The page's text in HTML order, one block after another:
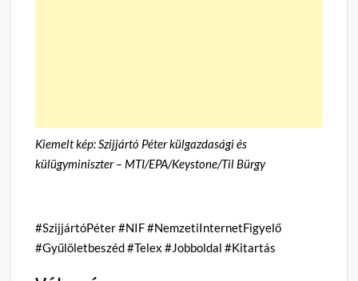
Kiemelt kép: Szijjártó Péter külgazdasági és
külügyminiszter – MTI/EPA/Keystone/Til Bürgy
#SzijjártóPéter #NIF #NemzetiInternetFigyelő
#Gyűlöletbeszéd #Telex #Jobboldal #Kitartás